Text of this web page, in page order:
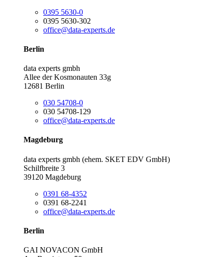
0395 5630-0
0395 5630-302
office@data-experts.de
Berlin
data experts gmbh
Allee der Kosmonauten 33g
12681 Berlin
030 54708-0
030 54708-129
office@data-experts.de
Magdeburg
data experts gmbh (ehem. SKET EDV GmbH)
Schilfbreite 3
39120 Magdeburg
0391 68-4352
0391 68-2241
office@data-experts.de
Berlin
GAI NOVACON GmbH